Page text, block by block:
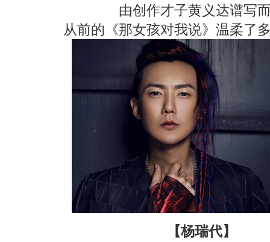
由创作才子黄义达谱写
从前的《那女孩对我说》温柔了
【杨瑞代】